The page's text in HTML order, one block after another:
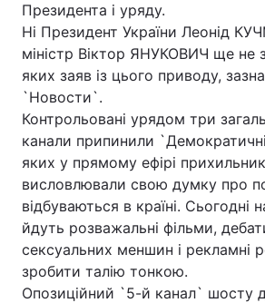
Президента і уряду.
Ні Президент України Леонід
міністр Віктор ЯНУКОВИЧ ще не
яких заяв із цього приводу,
`Новости`.
Контрольовані урядом три
канали припинили
яких у прямому ефірі
висловлювали свою думку про
відбуваються в країні. Сьогодні
йдуть розважальні фільми,
сексуальних меншин і рекламні
зробити талію тонкою.
Опозиційний `5-й канал` шосту